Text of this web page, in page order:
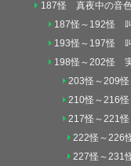
187怪 真夜中の音
187怪～192怪
193怪～197怪
198怪～202怪
203怪～209
210怪～216
217怪～221
222怪～226
227怪～231